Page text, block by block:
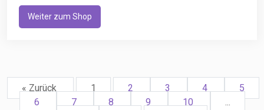
Weiter zum Shop
« Zurück 1 2 3 4
5
6
7 8 9 10
...